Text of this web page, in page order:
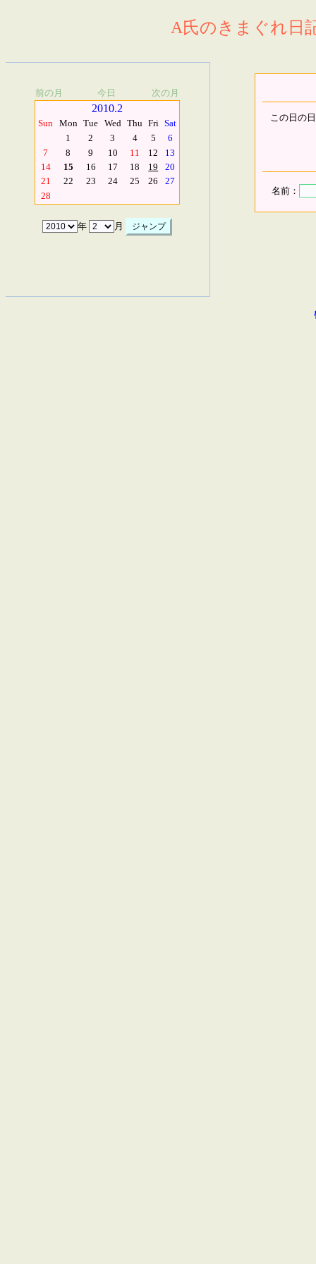
A氏のきまぐれ日
前の月 今日 次の月
2010.2
Sun Mon Tue Wed Thu Fri Sat
1
2 3 4 5
6
7
8 9 10 11 12
13
14
15 16 17 18 19
20
21
22 23 24 25 26
27
28
年 月
この日の
名前：